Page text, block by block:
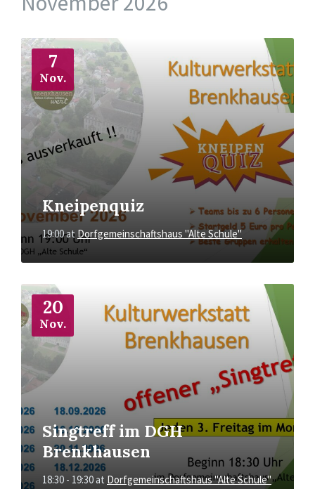
7
Nov.
Kneipenquiz
19:00at Dorfgemeinschaftshaus "Alte Schule"
More
Info
20
Nov.
Singtreff im DGH
Brenkhausen
18:30 - 19:30at Dorfgemeinschaftshaus "Alte Schule"
More
Info